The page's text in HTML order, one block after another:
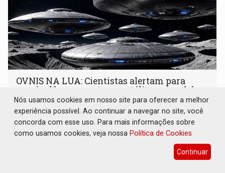
OVNIS NA LUA: Cientistas alertam para
possível base secreta no satélite natural da
Terra
Brasil e Mundo 08 de Agosto de 2026 às 19:00
Astrônomos que estudam a Lua afirmam ter capturado o
tecnologicamente avançadas (OVNIs) na Lua e em sua
Nós usamos cookies em nosso site para oferecer a melhor
experiência possível. Ao continuar a navegar no site, você
concorda com esse uso. Para mais informações sobre
como usamos cookies, veja nossa Política de Cookies
Continuar